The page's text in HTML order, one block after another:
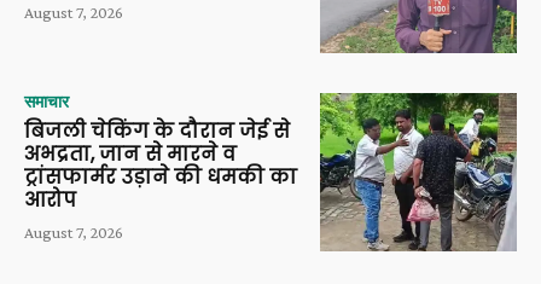
August 7, 2026
समाचार
बिजली चेकिंग के दौरान जेई से
अभद्रता, जान से मारने व
ट्रांसफार्मर उड़ाने की धमकी का
आरोप
August 7, 2026